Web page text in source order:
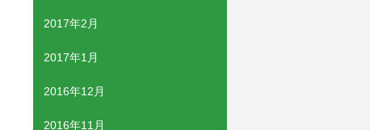
2017年2月
2017年1月
2016年12月
2016年11月